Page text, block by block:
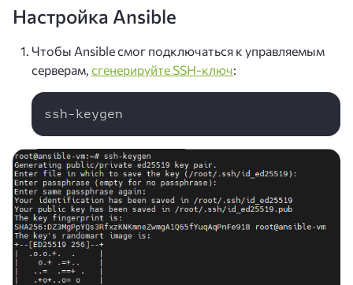
Настройка Ansible
Чтобы Ansible смог подключаться к управляемым
серверам, сгенерируйте SSH-ключ:
ssh-keygen